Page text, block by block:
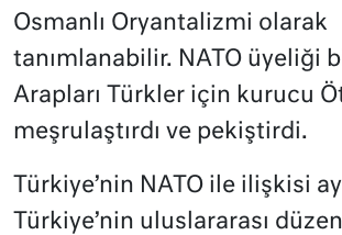
Osmanlı Oryantalizmi olarak
tanımlanabilir. NATO üyeliği
Arapları Türkler için kurucu
meşrulaştırdı ve pekiştirdi.
Türkiye’nin NATO ile ilişkisi
Türkiye’nin uluslararası